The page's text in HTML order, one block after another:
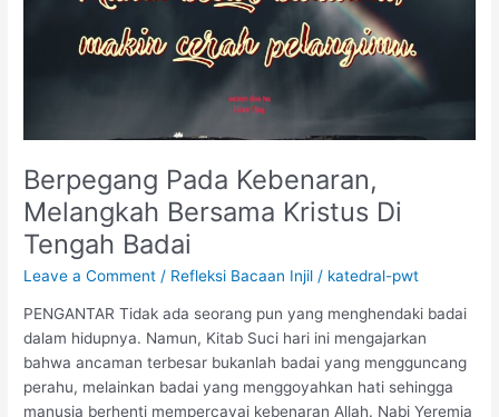
Berpegang Pada Kebenaran,
Melangkah Bersama Kristus Di
Tengah Badai
Leave a Comment / Refleksi Bacaan Injil / katedral-pwt
PENGANTAR Tidak ada seorang pun yang menghendaki badai
dalam hidupnya. Namun, Kitab Suci hari ini mengajarkan
bahwa ancaman terbesar bukanlah badai yang mengguncang
perahu, melainkan badai yang menggoyahkan hati sehingga
manusia berhenti mempercayai kebenaran Allah. Nabi Yeremia